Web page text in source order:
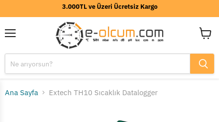
3.000TL ve Üzeri Ücretsiz Kargo
Ana Sayfa Extech TH10 Sıcaklık Datalogger